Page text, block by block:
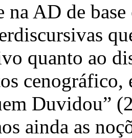
na AD de
quanto ao
Duvidou”
ainda as